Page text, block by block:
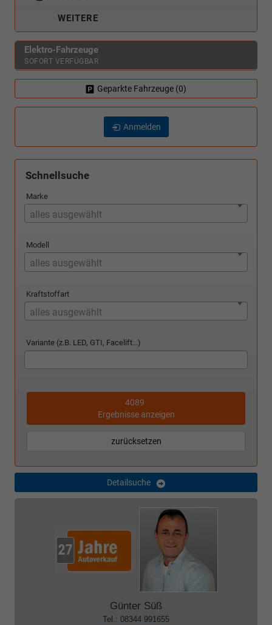
WEITERE
Elektro-Fahrzeuge
SOFORT VERFÜGBAR
Geparkte Fahrzeuge (0)
Anmelden
Schnellsuche
Marke
alles ausgewählt
Modell
alles ausgewählt
Kraftstoffart
alles ausgewählt
Variante (z.B. LED, GTI, Facelift...)
4089
Ergebnisse anzeigen
zurücksetzen
Detailsuche
Günter Süß
Tel.: 08344 991655